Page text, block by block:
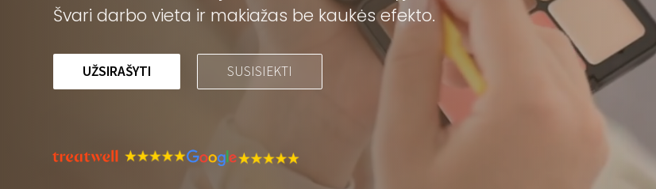
Švari darbo vieta ir makiažas be kaukės efekto.
UŽSIRAŠYTI SUSISIEKTI